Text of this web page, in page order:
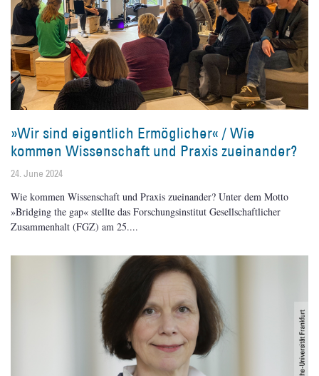
»Wir sind eigentlich Ermöglicher« / Wie
kommen Wissenschaft und Praxis zueinander?
24. June 2024
Wie kommen Wissenschaft und Praxis zueinander? Unter dem Motto
»Bridging the gap« stellte das Forschungsinstitut Gesellschaftlicher
Zusammenhalt (FGZ) am 25.